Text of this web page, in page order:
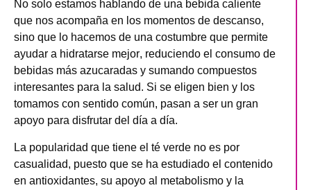
No solo estamos hablando de una bebida caliente
que nos acompaña en los momentos de descanso,
sino que lo hacemos de una costumbre que permite
ayudar a hidratarse mejor, reduciendo el consumo de
bebidas más azucaradas y sumando compuestos
interesantes para la salud. Si se eligen bien y los
tomamos con sentido común, pasan a ser un gran
apoyo para disfrutar del día a día.
La popularidad que tiene el té verde no es por
casualidad, puesto que se ha estudiado el contenido
en antioxidantes, su apoyo al metabolismo y la